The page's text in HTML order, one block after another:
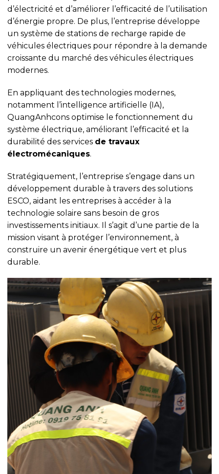
d’électricité et d’améliorer l’efficacité de l’utilisation
d’énergie propre. De plus, l’entreprise développe
un système de stations de recharge rapide de
véhicules électriques pour répondre à la demande
croissante du marché des véhicules électriques
modernes.
En appliquant des technologies modernes,
notamment l’intelligence artificielle (IA),
QuangAnhcons optimise le fonctionnement du
système électrique, améliorant l’efficacité et la
durabilité des services de travaux
électromécaniques.
Stratégiquement, l’entreprise s’engage dans un
développement durable à travers des solutions
ESCO, aidant les entreprises à accéder à la
technologie solaire sans besoin de gros
investissements initiaux. Il s’agit d’une partie de la
mission visant à protéger l’environnement, à
construire un avenir énergétique vert et plus
durable.